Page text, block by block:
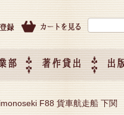
部
て
著作貸出 出
F88 貨車航走船 下関